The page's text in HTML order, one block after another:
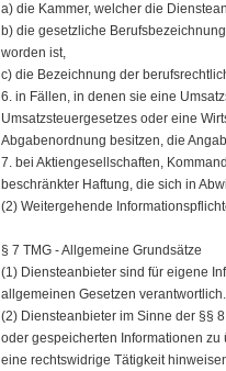
a) die Kammer, welcher die
b) die gesetzliche
worden ist,
c) die Bezeichnung der
6. in Fällen, in denen sie eine
Umsatzsteuergesetzes oder eine
Abgabenordnung besitzen, die
7. bei Aktiengesellschaften,
beschränkter Haftung, die sich in
(2) Weitergehende
§ 7 TMG - Allgemeine Grundsätze
(1) Diensteanbieter sind für eigene
allgemeinen Gesetzen verantwortlich.
(2) Diensteanbieter im Sinne der §§
oder gespeicherten Informationen
eine rechtswidrige Tätigkeit